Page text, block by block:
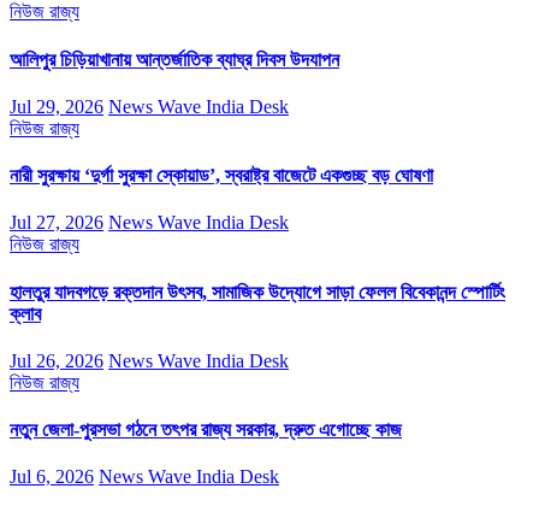
নিউজ রাজ্য
আলিপুর চিড়িয়াখানায় আন্তর্জাতিক ব্যাঘ্র দিবস উদযাপন
Jul 29, 2026 News Wave India Desk
নিউজ রাজ্য
নারী সুরক্ষায় ‘দুর্গা সুরক্ষা স্কোয়াড’, স্বরাষ্ট্র বাজেটে একগুচ্ছ বড় ঘোষণা
Jul 27, 2026 News Wave India Desk
নিউজ রাজ্য
হালতুর যাদবগড়ে রক্তদান উৎসব, সামাজিক উদ্যোগে সাড়া ফেলল বিবেকানন্দ স্পোর্টিং
ক্লাব
Jul 26, 2026 News Wave India Desk
নিউজ রাজ্য
নতুন জেলা-পুরসভা গঠনে তৎপর রাজ্য সরকার, দ্রুত এগোচ্ছে কাজ
Jul 6, 2026 News Wave India Desk